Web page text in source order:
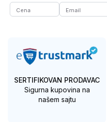
SERTIFIKOVAN PRODAVAC
Sigurna kupovina na
našem sajtu